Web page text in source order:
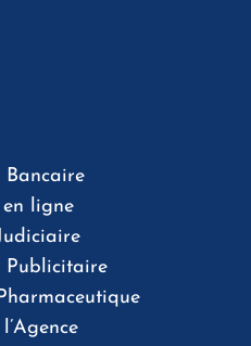
Bancaire
en ligne
Publicitaire